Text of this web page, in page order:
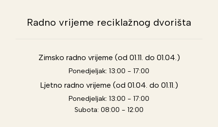
Radno vrijeme reciklažnog dvorišta
Zimsko radno vrijeme (od 01.11. do 01.04.)
Ponedjeljak: 13:00 - 17:00
Ljetno radno vrijeme (od 01.04. do 01.11.)
Ponedjeljak: 13:00 - 17:00
Subota: 08:00 - 12:00